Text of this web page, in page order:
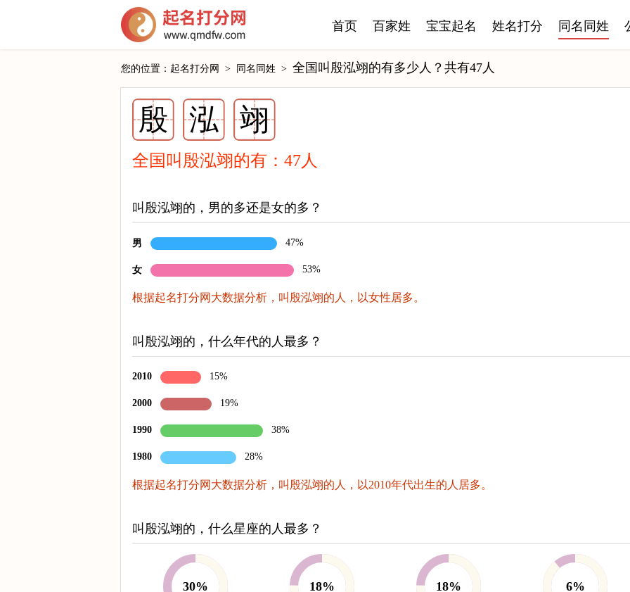
首页 百家姓 宝宝起名 姓名打分 同名同姓
您的位置： 起名打分网 > 同名同姓 > 全国叫殷泓翊的有多少人？共有47人
殷 泓 翊
全国叫殷泓翊的有： 47人
叫殷泓翊的，男的多还是女的多？
男 47%
女 53%
根据起名打分网大数据分析，叫殷泓翊的人，以女性居多。
叫殷泓翊的，什么年代的人最多？
2010 15%
2000 19%
1990 38%
1980 28%
根据起名打分网大数据分析，叫殷泓翊的人，以2010年代出生的人居多。
叫殷泓翊的，什么星座的人最多？
30% 18% 18% 6%